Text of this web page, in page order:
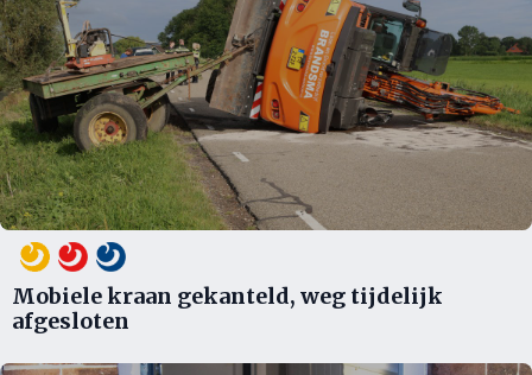
Mobiele kraan gekanteld, weg tijdelijk
afgesloten